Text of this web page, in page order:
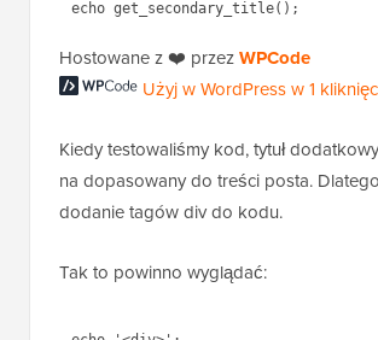
Hostowane z ❤️ przez
WPCode
Użyj w
kliknięcie
Kiedy testowaliśmy kod, tytuł
na dopasowany do treści posta.
dodanie tagów div do kodu.
Tak to powinno wyglądać: